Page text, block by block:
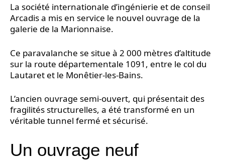
La société internationale d’ingénierie et de conseil
Arcadis a mis en service le nouvel ouvrage de la
galerie de la Marionnaise.
Ce paravalanche se situe à 2 000 mètres d’altitude
sur la route départementale 1091, entre le col du
Lautaret et le Monêtier-les-Bains.
L’ancien ouvrage semi-ouvert, qui présentait des
fragilités structurelles, a été transformé en un
véritable tunnel fermé et sécurisé.
Un ouvrage neuf